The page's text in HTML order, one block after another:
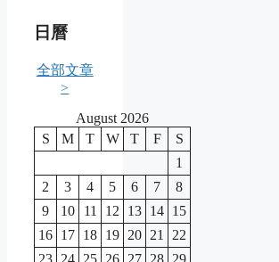
日曆
全部文章
>
August 2026
S
M T W T F
S
1
2
3 4 5 6 7
8
9
10 11 12 13 14 15
16 17 18 19 20 21
22
23 24 25 26 27 28 29